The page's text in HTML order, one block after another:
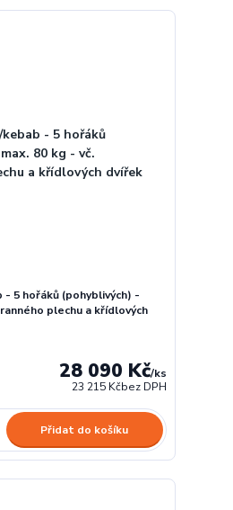
- 5 hořáků (pohyblivých) -
plechu a křídlových
28 090 Kč/ks
23 215 Kčbez DPH
Přidat do košíku